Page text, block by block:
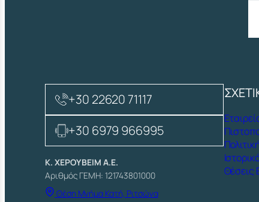
+30 22620 71117
+30 6979 966995
Κ. ΧΕΡΟΥΒΕΙΜ Α.Ε.
Αριθμός ΓΕΜΗ: 121743801000
Θέση Μνήμα Κατή, Ριτσώνα
Θέσεις